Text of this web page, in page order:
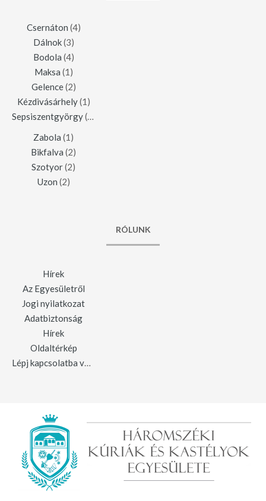
Csernáton (4)
Dálnok(3)
Bodola (4)
Maksa (1)
Gelence(2)
Kézdivásárhely(1)
Sepsiszentgyörgy(1)
Zabola (1)
Bikfalva (2)
Szotyor(2)
Uzon (2)
RÓLUNK
Hírek
Az Egyesületről
Jogi nyilatkozat
Adatbiztonság
Hírek
Oldaltérkép
Lépj kapcsolatba velünk